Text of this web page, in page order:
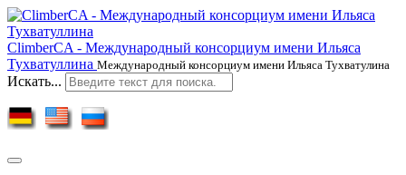
ClimberCA - Международный консорциум имени Ильяса
Тухватуллина Международный консорциум имени Ильяса Тухватулина
Искать...